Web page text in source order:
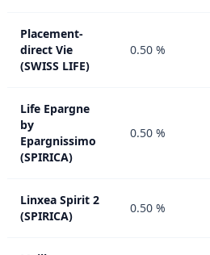
Placement-
direct Vie
(SWISS LIFE)
0.50 %
Life Epargne
by
Epargnissimo
(SPIRICA)
0.50 %
Linxea Spirit 2
(SPIRICA)
0.50 %